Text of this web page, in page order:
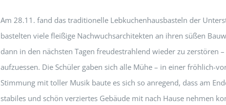
Am 28.11. fand das traditionelle Lebkuchenhausbasteln der
bastelten viele fleißige Nachwuchsarchitekten an ihren süßen
dann in den nächsten Tagen freudestrahlend wieder zu zerstören
aufzuessen. Die Schüler gaben sich alle Mühe – in einer fröhlich-
Stimmung mit toller Musik baute es sich so anregend, dass am
stabiles und schön verziertes Gebäude mit nach Hause nehmen